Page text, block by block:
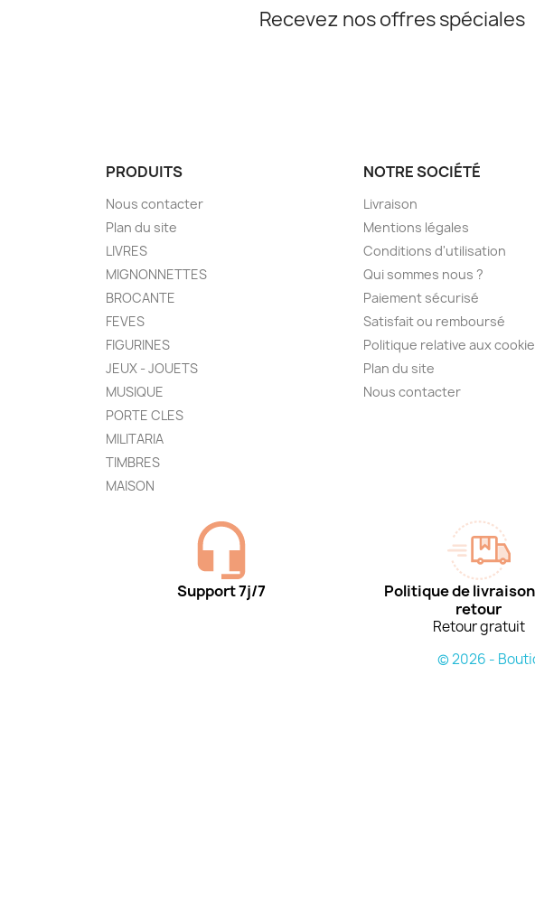
Recevez nos offres spéciales
PRODUITS
Nous contacter
Plan du site
LIVRES
MIGNONNETTES
BROCANTE
FEVES
FIGURINES
JEUX - JOUETS
MUSIQUE
PORTE CLES
MILITARIA
TIMBRES
MAISON
NOTRE SOCIÉTÉ
Livraison
Mentions légales
Conditions d'utilisation
Qui sommes nous ?
Paiement sécurisé
Satisfait ou remboursé
Politique relative aux
Plan du site
Nous contacter
Support 7j/7
Politique de
retour
Retour gratuit
© 2026 -